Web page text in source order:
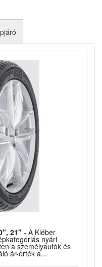
21" - A Kléber
nyári
a személyautók és
ár-érték a...